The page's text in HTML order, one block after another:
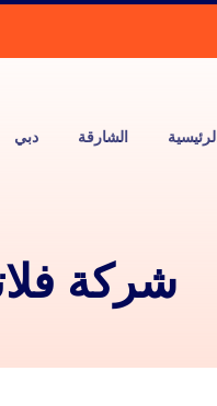
الرئيسية الشارقة دبي
شركة فلاتر